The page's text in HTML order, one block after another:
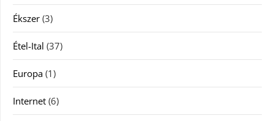
Ékszer (3)
Étel-Ital (37)
Europa (1)
Internet (6)